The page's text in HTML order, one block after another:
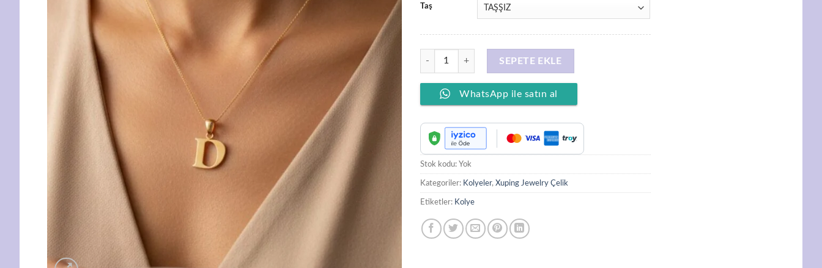
Taş
Stil İncisi/Xupıng Jewelry 14 Ayar Altın Kaplama, D Harfi Taşsız Kolye adet
SEPETE EKLE
WhatsApp ile satın al
Stok kodu: Yok
Kategoriler: Kolyeler, Xuping Jewelry Çelik
Etiketler: Kolye